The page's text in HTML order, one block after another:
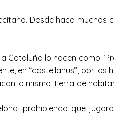
Desde hace muchos
Cataluña lo hacen como
en “castellanus”, por
lo mismo, tierra de
prohibiendo que